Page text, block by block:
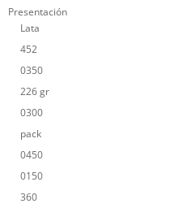
Presentación
Lata
452
0350
226 gr
0300
pack
0450
0150
360